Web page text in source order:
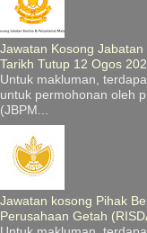
Jawatan Kosong Jabatan
Tarikh Tutup 12 Ogos
Untuk makluman,
untuk permohonan oleh
(JBPM...
Jawatan kosong Pihak
Perusahaan Getah